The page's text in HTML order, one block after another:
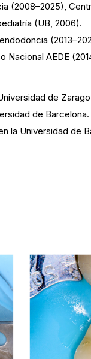
(2008–2025),
(UB, 2006).
Nacional AEDE
de
de Barcelona.
la Universidad de